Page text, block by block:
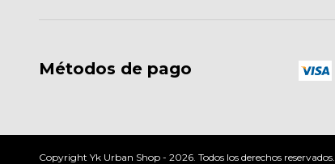
Métodos de pago
Copyright Yk Urban Shop - 2026. Todos los derechos reservados.